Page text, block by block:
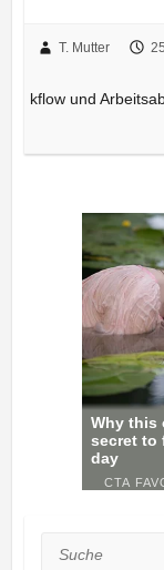
T. Mutter
kflow und
Suche